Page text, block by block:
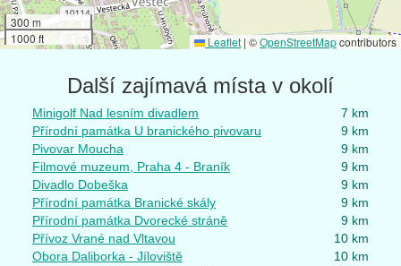
300 m
1000 ft
Leaflet | ©OpenStreetMapcontributors
Další zajímavá místa v okolí
Minigolf Nad lesním divadlem
7 km
Přírodní památka U branického pivovaru
9 km
Pivovar Moucha
9 km
Filmové muzeum, Praha 4 - Braník
9 km
Divadlo Dobeška
9 km
Přírodní památka Branické skály
9 km
Přírodní památka Dvorecké stráně
9 km
Přívoz Vrané nad Vltavou
10 km
Obora Daliborka - Jíloviště
10 km